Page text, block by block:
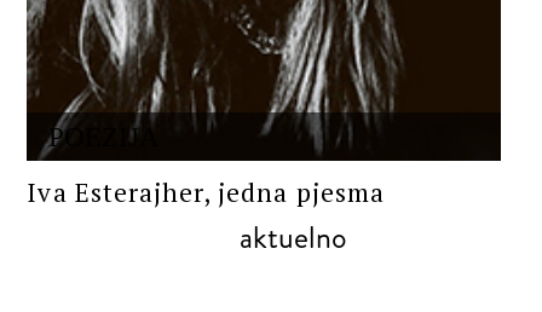
POEZIJA
Iva Esterajher, jedna pjesma
aktuelno